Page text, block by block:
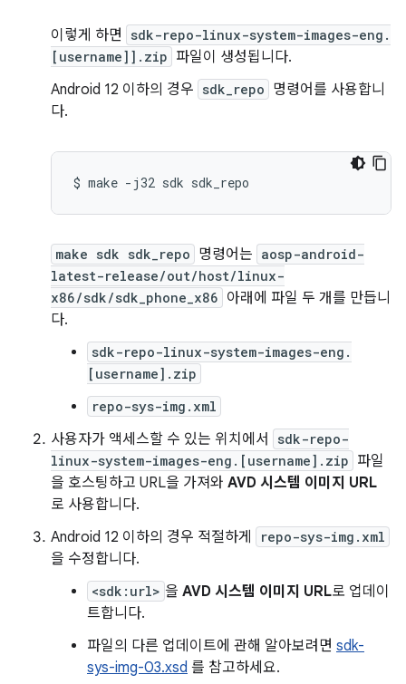
이렇게 하면
sdk-repo-linux-system-images-eng.
[username]].zip 파일이 생성됩니다.
Android 12 이하의 경우 sdk_repo 명령어를 사용합니
다.
$ make -j32 sdk
make sdk sdk_repo 명령어는 aosp-android-
latest-release/out/host/linux-
x86/sdk/sdk_phone_x86 아래에 파일 두 개를 만듭니
다.
sdk-repo-linux-system-images-eng.
[username].zip
repo-sys-img.xml
사용자가 액세스할 수 있는 위치에서
sdk-repo-
linux-system-images-eng.[username].zip 파일
을 호스팅하고 URL을 가져와 AVD 시스템 이미지 URL
로 사용합니다.
Android 12 이하의 경우 적절하게
repo-sys-img.xml
을 수정합니다.
<sdk:url> 을 AVD 시스템 이미지 URL로 업데이
트합니다.
파일의 다른 업데이트에 관해 알아보려면 sdk-
sys-img-03.xsd 를 참고하세요.